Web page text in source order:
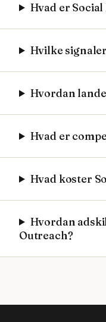
Hvad er
Hvilke
Hvordan
Hvad er
Hvad koster
Hvordan
Outreach?